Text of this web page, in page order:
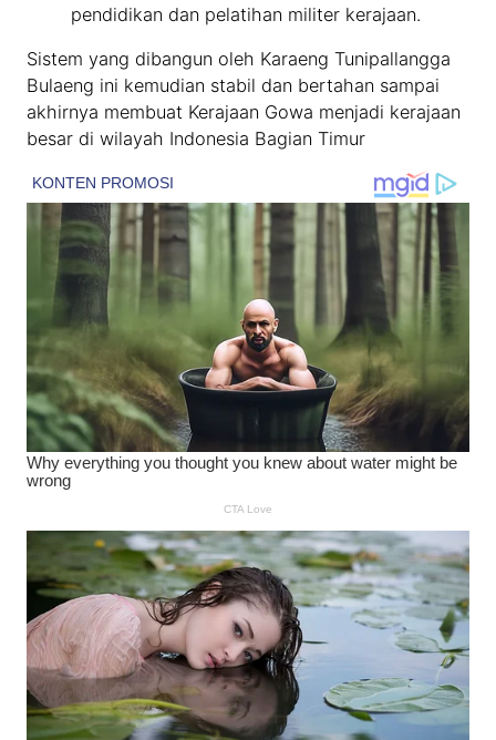
pendidikan dan pelatihan militer kerajaan.
Sistem yang dibangun oleh Karaeng Tunipallangga
Bulaeng ini kemudian stabil dan bertahan sampai
akhirnya membuat Kerajaan Gowa menjadi kerajaan
besar di wilayah Indonesia Bagian Timur